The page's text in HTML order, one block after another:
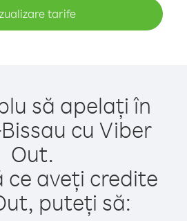
tarife
să apelați în
cu Viber
Out.
ce aveți credite
puteți să: